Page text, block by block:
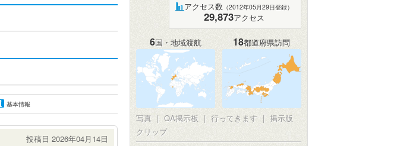
基本情報
投稿日 2026年04月14日
アクセス数 （2012年05月29日登録）
29,873アクセス
6国・地域渡航 18都道府県訪問
写真 | QA掲示板 | 行ってきます | 掲示版
クリップ